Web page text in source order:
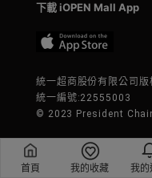
首頁 我的收藏 我的
下載 iOPEN Mall App
統一超商股份有限公司版
統一編號:22555003
© 2023 President